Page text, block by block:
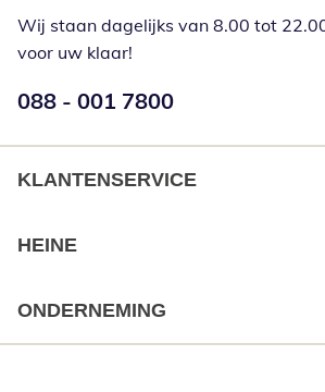
Wij staan dagelijks van 8.00 tot
voor uw klaar!
Telefoonnummer:
088 - 001 7800
KLANTENSERVICE
HEINE
ONDERNEMING